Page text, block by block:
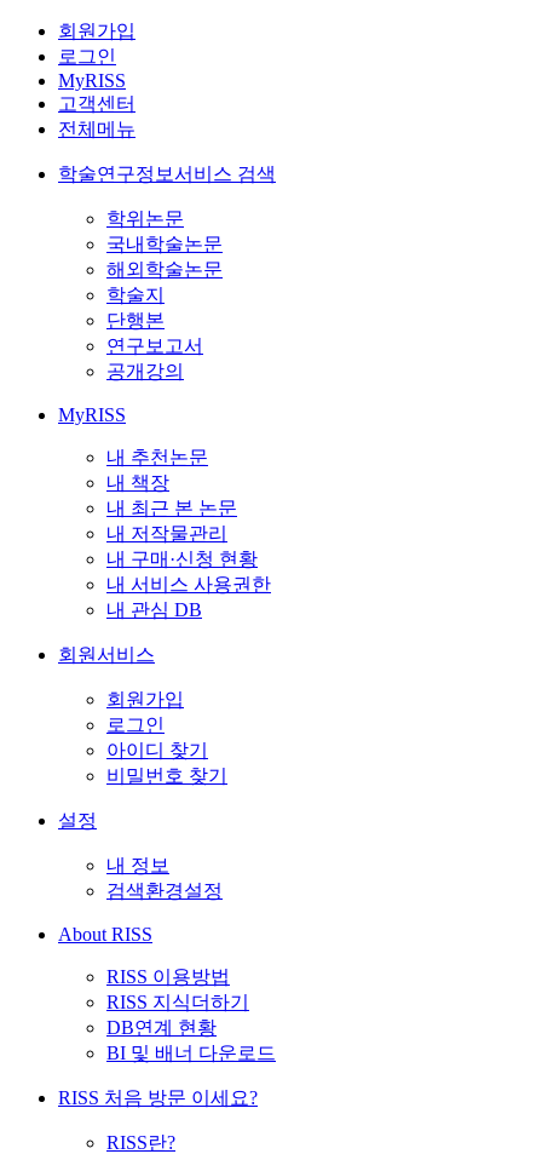
회원가입
로그인
MyRISS
고객센터
전체메뉴
학술연구정보서비스 검색
학위논문
국내학술논문
해외학술논문
학술지
단행본
연구보고서
공개강의
MyRISS
내 추천논문
내 책장
내 최근 본 논문
내 저작물관리
내 구매·신청 현황
내 서비스 사용권한
내 관심 DB
회원서비스
회원가입
로그인
아이디 찾기
비밀번호 찾기
설정
내 정보
검색환경설정
About RISS
RISS 이용방법
RISS 지식더하기
DB연계 현황
BI 및 배너 다운로드
RISS 처음 방문 이세요?
RISS란?